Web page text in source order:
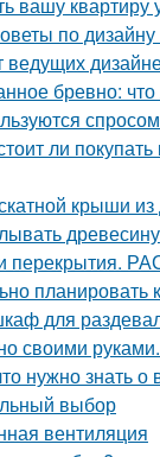
по дизайну
бревно: что
ли покупать
крыши
древесину
планировать
для
своими
нужно знать
выбор
вентиляция